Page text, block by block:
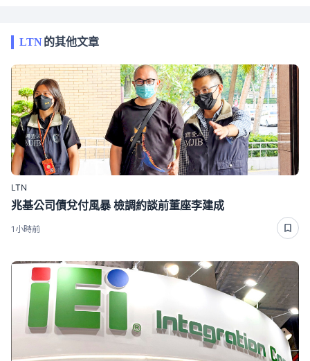
LTN的其他文章
LTN
兆基公司債兌付風暴 檢調約談前董座李建成
1小時前